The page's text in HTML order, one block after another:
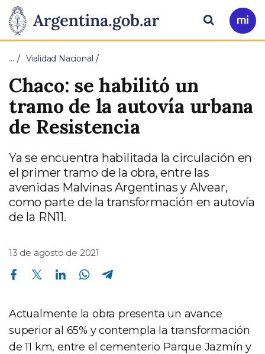
Presidencia
de
la
Nación
Pasar al contenido principal
Ir
a
Buscar
… Vialidad Nacional
Chaco: se habilitó un
tramo de la autovía urbana
de Resistencia
Ya se encuentra habilitada la circulación en
el primer tramo de la obra, entre las
avenidas Malvinas Argentinas y Alvear,
como parte de la transformación en autovía
de la RN11.
13 de agosto de 2021
Compartir en Facebook Compartir en Twitter Compartir en Linkedin Compartir en Whatsapp
Actualmente la obra presenta un avance
superior al 65% y contempla la transformación
de 11 km, entre el cementerio Parque Jazmín y